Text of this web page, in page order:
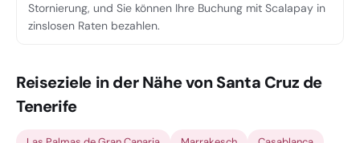
Stornierung, und Sie können Ihre Buchung mit Scalapay in
zinslosen Raten bezahlen.
Reiseziele in der Nähe von Santa Cruz de
Tenerife